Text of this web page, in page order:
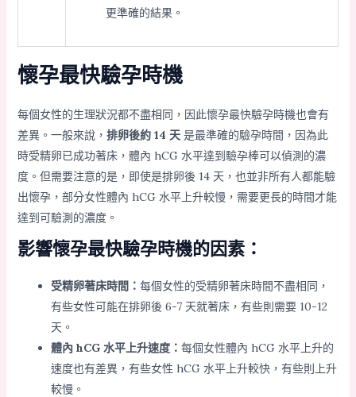
更準確的結果。
懷孕最快驗孕時機
每個女性的生理狀況都不盡相同，因此懷孕最快驗孕時機也會有
差異。一般來說， 排卵後約 14 天是最準確的驗孕時間，因為此
時受精卵已成功著床，體內 hCG 水平達到驗孕棒可以偵測的濃
度。但需要注意的是，即使是排卵後 14 天，也並非所有人都能驗
出懷孕，部分女性體內 hCG 水平上升較慢，需要更長的時間才能
達到可驗測的濃度。
影響懷孕最快驗孕時機的因素：
受精卵著床時間： 每個女性的受精卵著床時間不盡相同，
有些女性可能在排卵後 6-7 天就著床，有些則需要 10-12
天。
體內 hCG 水平上升速度： 每個女性體內 hCG 水平上升的
速度也有差異，有些女性 hCG 水平上升較快，有些則上升
較慢。